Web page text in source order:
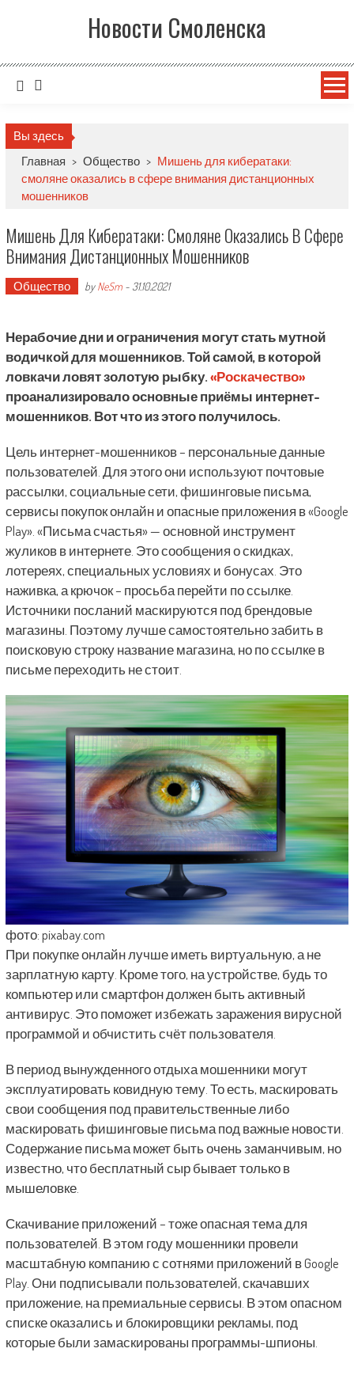
Новости Смоленска
Вы здесь
Главная > Общество > Мишень для кибератаки:
смоляне оказались в сфере внимания дистанционных
мошенников
Мишень Для Кибератаки: Смоляне Оказались В Сфере
Внимания Дистанционных Мошенников
Общество byNeSm- 31.10.2021
Нерабочие дни и ограничения могут стать мутной
водичкой для мошенников. Той самой, в которой
ловкачи ловят золотую рыбку.«Роскачество»
проанализировало основные приёмы интернет-
мошенников. Вот что из этого получилось.
Цель интернет-мошенников – персональные данные
пользователей. Для этого они используют почтовые
рассылки, социальные сети, фишинговые письма,
сервисы покупок онлайн и опасные приложения в «Google
Play». «Письма счастья» — основной инструмент
жуликов в интернете. Это сообщения о скидках,
лотереях, специальных условиях и бонусах. Это
наживка, а крючок – просьба перейти по ссылке.
Источники посланий маскируются под брендовые
магазины. Поэтому лучше самостоятельно забить в
поисковую строку название магазина, но по ссылке в
письме переходить не стоит.
фото: pixabay.com
При покупке онлайн лучше иметь виртуальную, а не
зарплатную карту. Кроме того, на устройстве, будь то
компьютер или смартфон должен быть активный
антивирус. Это поможет избежать заражения вирусной
программой и обчистить счёт пользователя.
В период вынужденного отдыха мошенники могут
эксплуатировать ковидную тему. То есть, маскировать
свои сообщения под правительственные либо
маскировать фишинговые письма под важные новости.
Содержание письма может быть очень заманчивым, но
известно, что бесплатный сыр бывает только в
мышеловке.
Скачивание приложений – тоже опасная тема для
пользователей. В этом году мошенники провели
масштабную компанию с сотнями приложений в Google
Play. Они подписывали пользователей, скачавших
приложение, на премиальные сервисы. В этом опасном
списке оказались и блокировщики рекламы, под
которые были замаскированы программы-шпионы.